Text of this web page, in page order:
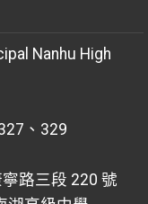
Nanhu High
、329
路三段 220 號